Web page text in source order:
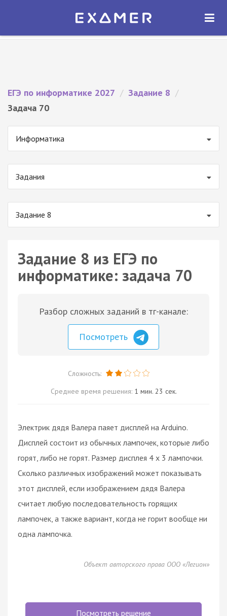
Экзамер — ЕГЭ 2027
ОТКРЫТЬ
ЕГЭ по информатике 2027 / Задание 8 /
Задача 70
Информатика
Задания
Задание 8
Задание 8 из ЕГЭ по
информатике: задача 70
Разбор сложных заданий в тг-канале:
Посмотреть
Сложность:
Среднее время решения: 1 мин. 23 сек.
Электрик дядя Валера паяет дисплей на Arduino.
Дисплей состоит из обычных лампочек, которые либо
горят, либо не горят. Размер дисплея 4 х 3 лампочки.
Сколько различных изображений может показывать
этот дисплей, если изображением дядя Валера
считает любую последовательность горящих
лампочек, а также вариант, когда не горит вообще ни
одна лампочка.
Объект авторского права ООО «Легион»
Посмотреть решение